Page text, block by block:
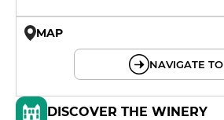
MAP
NAVIGATE TO
DISCOVER THE WINERY